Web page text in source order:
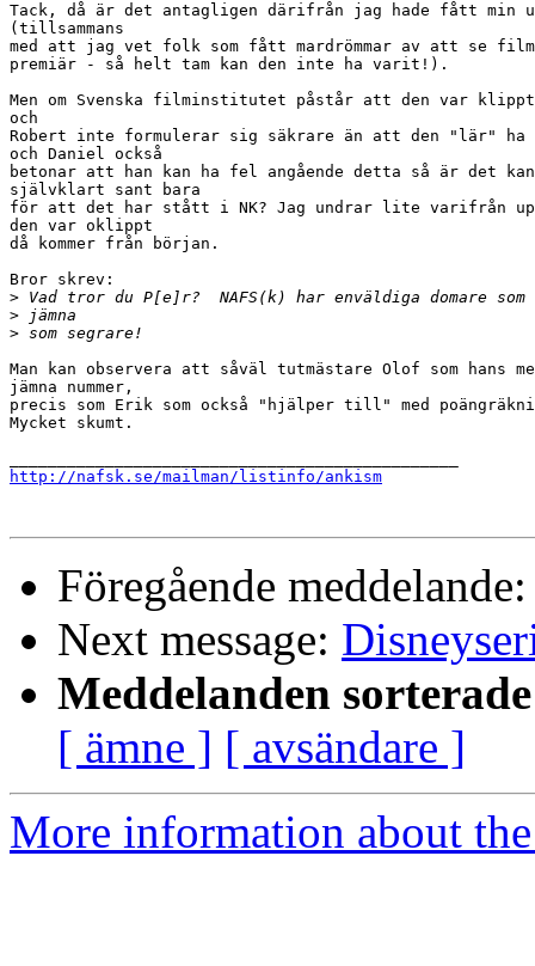
Tack, då är det antagligen därifrån jag hade fått min
(tillsammans
med att jag vet folk som fått mardrömmar av att se
premiär - så helt tam kan den inte ha varit!).
Men om Svenska filminstitutet påstår att den var
och
Robert inte formulerar sig säkrare än att den "lär"
och Daniel också
betonar att han kan ha fel angående detta så är det
självklart sant bara
för att det har stått i NK? Jag undrar lite varifrån
den var oklippt
då kommer från början.
Bror skrev:
>
>
>
Man kan observera att såväl tutmästare Olof som hans
jämna nummer,
precis som Erik som också "hjälper till" med
Mycket skumt.
http://nafsk.se/mailman/listinfo/ankism
Föregående
Next message:
Meddelanden
[ ämne ] [ avsändare ]
More information about